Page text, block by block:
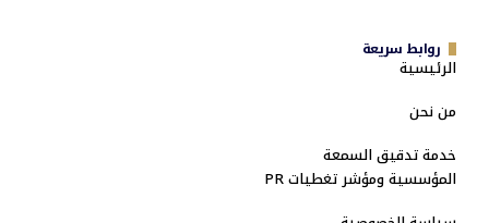
روابط سريعة
الرئيسية
من نحن
خدمة تدقيق السمعة
المؤسسية ومؤشر تغطيات PR